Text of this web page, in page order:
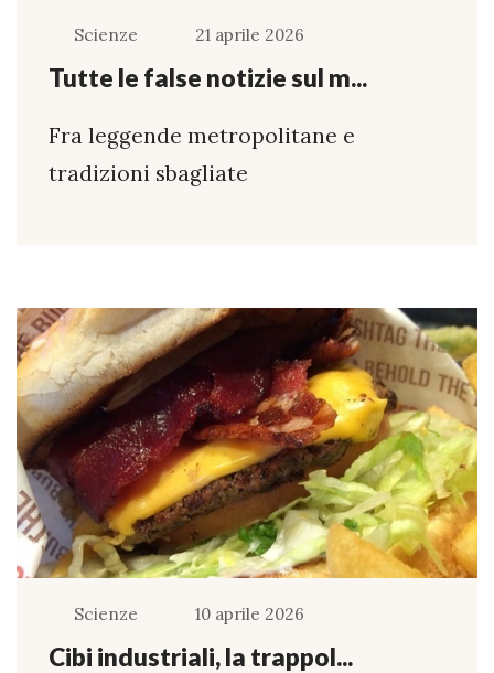
Scienze 21 aprile 2026
Tutte le false notizie sul m...
Fra leggende metropolitane e
tradizioni sbagliate
Scienze 10 aprile 2026
Cibi industriali, la trappol...